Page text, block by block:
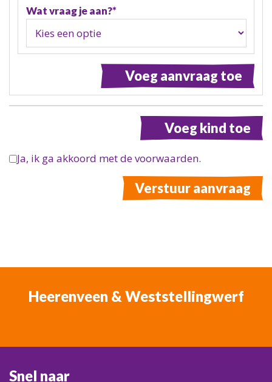
Wat vraag je aan?*
Voeg aanvraag toe
Voeg kind toe
Ja, ik ga akkoord met de voorwaarden.
Verstuur aanvraag
Heerenveen & Weststellingwerf
Snel naar